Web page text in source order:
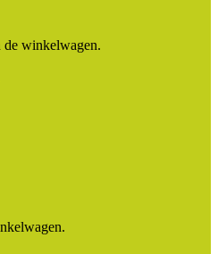
de winkelwagen.